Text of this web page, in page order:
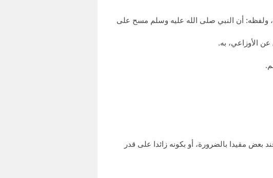
عن محمد بن مصعب، بهذا الإسناد، ولفظه: أن النبي صلى الله عليه وسلم مسح على
بعض مقيدا بالضرورة، أو بكونه زائدا على قدر